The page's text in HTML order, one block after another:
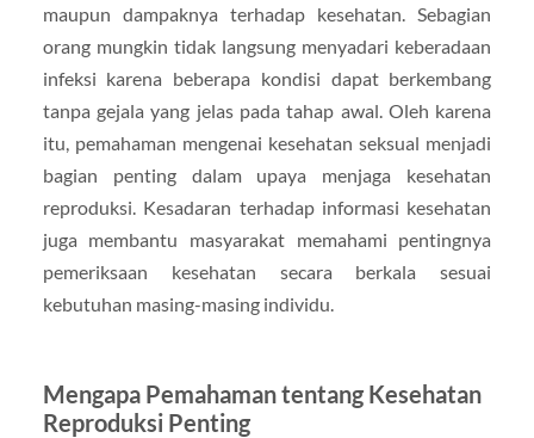
maupun dampaknya terhadap kesehatan. Sebagian
orang mungkin tidak langsung menyadari keberadaan
infeksi karena beberapa kondisi dapat berkembang
tanpa gejala yang jelas pada tahap awal. Oleh karena
itu, pemahaman mengenai kesehatan seksual menjadi
bagian penting dalam upaya menjaga kesehatan
reproduksi. Kesadaran terhadap informasi kesehatan
juga membantu masyarakat memahami pentingnya
pemeriksaan kesehatan secara berkala sesuai
kebutuhan masing-masing individu.
Mengapa Pemahaman tentang Kesehatan
Reproduksi Penting